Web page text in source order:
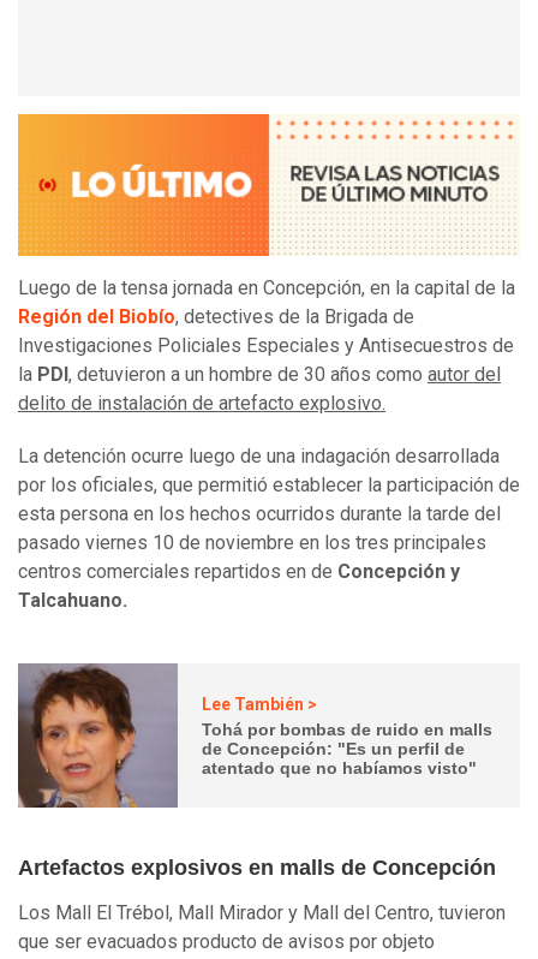
Luego de la tensa jornada en Concepción, en la capital de la
Región del Biobío, detectives de la Brigada de
Investigaciones Policiales Especiales y Antisecuestros de
la PDI , detuvieron a un hombre de 30 años como autor del
delito de instalación de artefacto explosivo.
La detención ocurre luego de una indagación desarrollada
por los oficiales, que permitió establecer la participación de
esta persona en los hechos ocurridos durante la tarde del
pasado viernes 10 de noviembre en los tres principales
centros comerciales repartidos en de Concepción y
Talcahuano.
Lee También >
Tohá por bombas de ruido en malls
de Concepción: "Es un perfil de
atentado que no habíamos visto"
Artefactos explosivos en malls de Concepción
Los Mall El Trébol, Mall Mirador y Mall del Centro, tuvieron
que ser evacuados producto de avisos por objeto